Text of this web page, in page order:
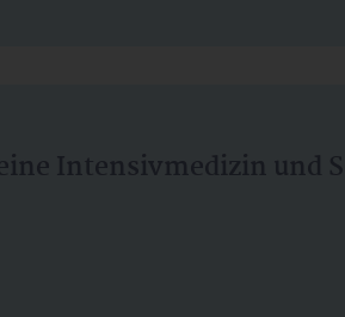
Intensivmedizin und